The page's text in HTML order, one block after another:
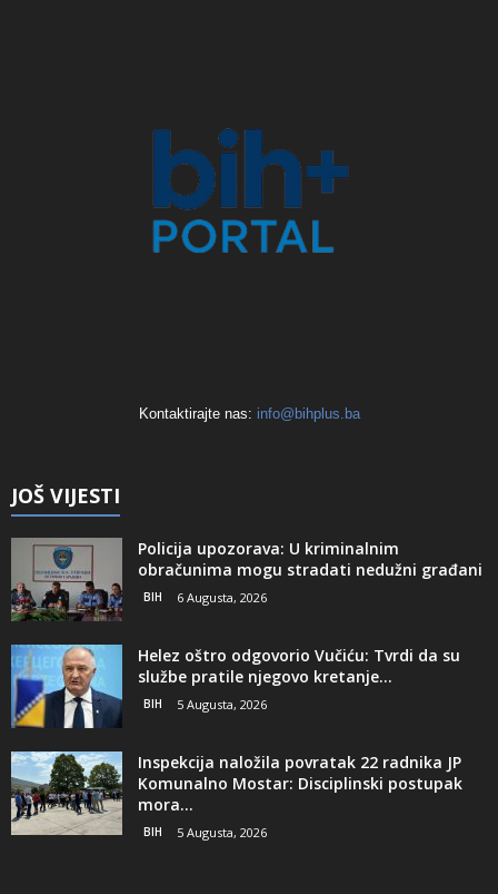
Kontaktirajte nas: info@bihplus.ba
JOŠ VIJESTI
Policija upozorava: U kriminalnim
obračunima mogu stradati nedužni građani
BIH 6 Augusta, 2026
Helez oštro odgovorio Vučiću: Tvrdi da su
službe pratile njegovo kretanje...
BIH 5 Augusta, 2026
Inspekcija naložila povratak 22 radnika JP
Komunalno Mostar: Disciplinski postupak
mora...
BIH 5 Augusta, 2026